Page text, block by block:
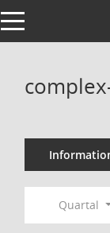
Toggle navigation
Quartal